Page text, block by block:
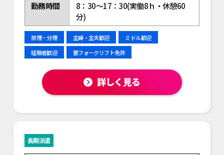
勤務時間
8：30～17：30(実働8ｈ・休憩60
分)
禁煙・分煙 主婦・主夫歓迎
ミドル歓迎
経験者歓迎
要フォークリフト免許
詳しく見る
長期派遣